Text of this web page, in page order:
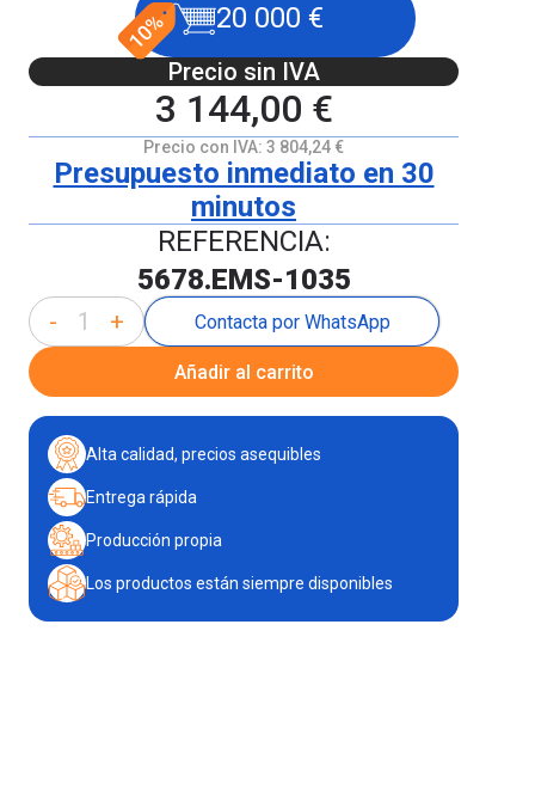
20 000 €
Precio sin IVA
3 144,00 €
Precio con IVA: 3 804,24 €
Presupuesto inmediato en 30
minutos
REFERENCIA:
5678.EMS-1035
- + Contacta por WhatsApp
Añadir al carrito
Alta calidad, precios asequibles
Entrega rápida
Producción propia
Los productos están siempre disponibles